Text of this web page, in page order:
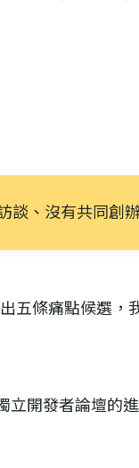
談、沒有共同創
五條痛點候選，
開發者論壇的